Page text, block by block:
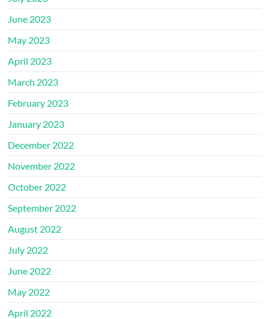
June 2023
May 2023
April 2023
March 2023
February 2023
January 2023
December 2022
November 2022
October 2022
September 2022
August 2022
July 2022
June 2022
May 2022
April 2022